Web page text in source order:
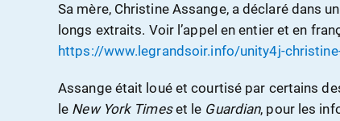
Sa mère, Christine Assange, a déclaré dans
longs extraits. Voir l’appel en entier et en
https://www.legrandsoir.info/unity4j-
Assange était loué et courtisé par certains
le New York Timeset le Guardian, pour les